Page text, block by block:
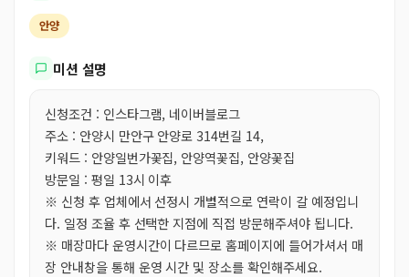
안양
미션 설명
신청조건 : 인스타그램, 네이버블로그
주소 : 안양시 만안구 안양로 314번길 14,
키워드 : 안양일번가꽃집, 안양역꽃집, 안양꽃집
방문일 : 평일 13시 이후
※ 신청 후 업체에서 선정시 개별적으로 연락이 갈 예정입니
다. 일정 조율 후 선택한 지점에 직접 방문해주셔야 됩니다.
※ 매장마다 운영시간이 다르므로 홈페이지에 들어가셔서 매
장 안내창을 통해 운영 시간 및 장소를 확인해주세요.